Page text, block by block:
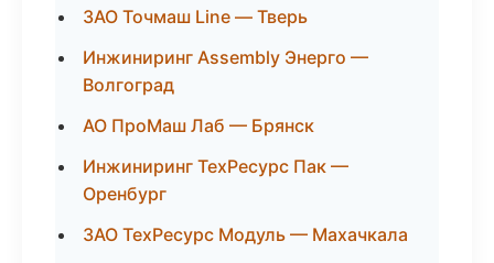
ЗАО Точмаш Line — Тверь
Инжиниринг Assembly Энерго —
Волгоград
АО ПроМаш Лаб — Брянск
Инжиниринг ТехРесурс Пак —
Оренбург
ЗАО ТехРесурс Модуль — Махачкала